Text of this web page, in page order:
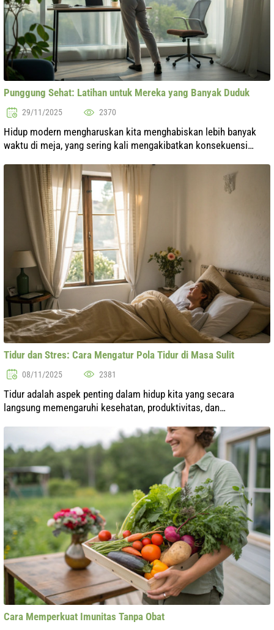
Punggung Sehat: Latihan untuk Mereka yang Banyak Duduk
29/11/2025 2370
Hidup modern mengharuskan kita menghabiskan lebih banyak
waktu di meja, yang sering kali mengakibatkan konsekuensi
postur tubuh yang buruk...
Tidur dan Stres: Cara Mengatur Pola Tidur di Masa Sulit
08/11/2025 2381
Tidur adalah aspek penting dalam hidup kita yang secara
langsung memengaruhi kesehatan, produktivitas, dan
sering menyertai ritme hidup mode...
Cara Memperkuat Imunitas Tanpa Obat